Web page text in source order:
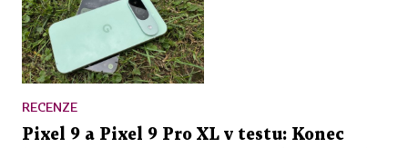
RECENZE
Pixel 9 a Pixel 9 Pro XL v testu: Konec